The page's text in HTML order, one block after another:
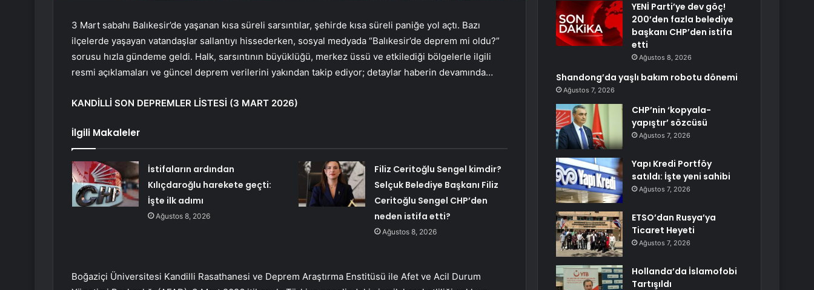
3 Mart sabahı Balıkesir’de yaşanan kısa süreli sarsıntılar, şehirde kısa süreli paniğe yol açtı. Bazı
ilçelerde yaşayan vatandaşlar sallantıyı hissederken, sosyal medyada “Balıkesir’de deprem mi oldu?”
sorusu hızla gündeme geldi. Halk, sarsıntının büyüklüğü, merkez üssü ve etkilediği bölgelerle ilgili
resmi açıklamaları ve güncel deprem verilerini yakından takip ediyor; detaylar haberin devamında…
KANDİLLİ SON DEPREMLER LİSTESİ (3 MART 2026)
İlgili Makaleler
İstifaların ardından
Kılıçdaroğlu harekete geçti:
İşte ilk adımı
Ağustos 8, 2026
Filiz Ceritoğlu Sengel kimdir?
Selçuk Belediye Başkanı Filiz
Ceritoğlu Sengel CHP’den
neden istifa etti?
Ağustos 8, 2026
Boğaziçi Üniversitesi Kandilli Rasathanesi ve Deprem Araştırma Enstitüsü ile Afet ve Acil Durum
YENİ Parti’ye dev göç!
200’den fazla belediye
başkanı CHP’den istifa
etti
Ağustos 8, 2026
Shandong’da yaşlı bakım robotu dönemi
Ağustos 7, 2026
CHP’nin ‘kopyala-
yapıştır’ sözcüsü
Ağustos 7, 2026
Yapı Kredi Portföy
satıldı: İşte yeni sahibi
Ağustos 7, 2026
ETSO’dan Rusya’ya
Ticaret Heyeti
Ağustos 7, 2026
Hollanda’da İslamofobi
Tartışıldı